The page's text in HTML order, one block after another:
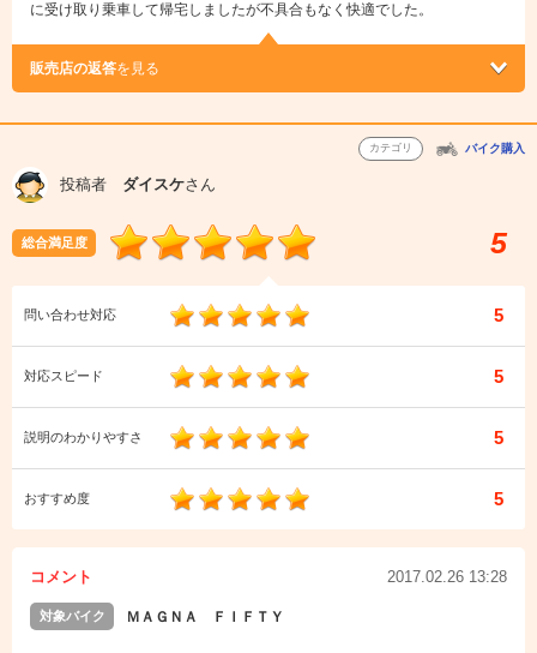
に受け取り乗車して帰宅しましたが不具合もなく快適でした。
販売店の返答を見る
カテゴリ バイク購入
投稿者 ダイスケさん
総合満足度 5
問い合わせ対応 5
対応スピード 5
説明のわかりやすさ 5
おすすめ度 5
コメント 2017.02.26 13:28
対象バイク ＭＡＧＮＡ ＦＩＦＴＹ